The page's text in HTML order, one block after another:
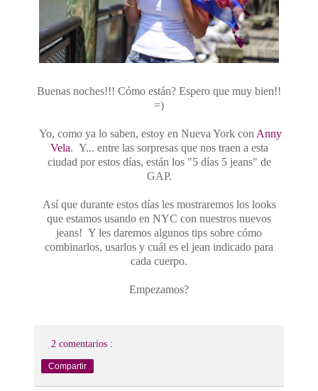
Buenas noches!!! Cómo están? Espero que muy bien!!
=)
Yo, como ya lo saben, estoy en Nueva York con Anny
Vela. Y... entre las sorpresas que nos traen a esta
ciudad por estos días, están los "5 días 5 jeans" de
GAP.
Así que durante estos días les mostraremos los looks
que estamos usando en NYC con nuestros nuevos
jeans! Y les daremos algunos tips sobre cómo
combinarlos, usarlos y cuál es el jean indicado para
cada cuerpo.
Empezamos?
2 comentarios :
Compartir